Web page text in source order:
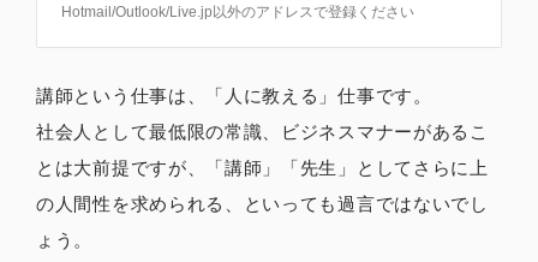
Hotmail/Outlook/Live.jp以外のアドレスで登録ください
講師という仕事は、「人に教える」仕事です。
社会人として最低限の常識、ビジネスマナーがあるこ
とは大前提ですが、「講師」「先生」としてさらに上
の人間性を求められる、といっても過言ではないでし
ょう。